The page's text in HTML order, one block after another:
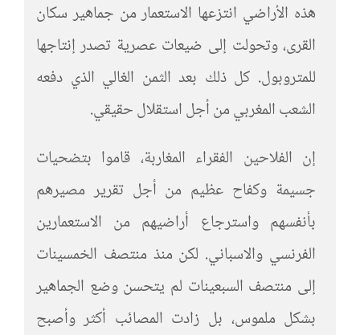
هذه الأراضي انتزعها الاستعمار من جماهير سكان
القرى، وتحولت إلى ضيعات عصرية تصدر إنتاجها
للمتروبول. كل ذلك بعد الثمن الغالي الذي دفعه
الشعب المغربي من أجل استقلال حقيقي.
إن الفلاحين الفقراء المغاربة، قاموا بتضحيات
جسيمة وكفاح عظيم من أجل تقرير مصيرهم
بأنفسهم واسترجاع أراضيهم من الاستعمارين
الفرنسي والاسباني. لكن منذ منتصف الخمسينات
إلى منتصف السبعينات لم يتحسن وضع الجماهير
بشكل ملموس، بل زادت المصائب أكثر وأصبح